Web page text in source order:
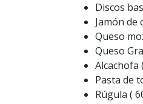
Discos
Jamón de
Queso
Queso
Alcachofa
Pasta de
Rúgula (